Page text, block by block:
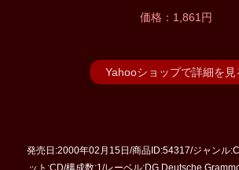
価格：1,861円
Yahooショップで詳細を見
発売日:2000年02月15日/商品ID:54317/ジャンル